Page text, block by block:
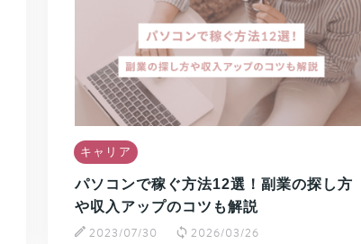
キャリア
パソコンで稼ぐ方法12選！副業の探し方
や収入アップのコツも解説
2023/07/30 2026/03/26